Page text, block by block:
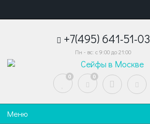
+7(495) 641-51-03
Пн - вс: с 9:00 до 21:00
0 0
Меню